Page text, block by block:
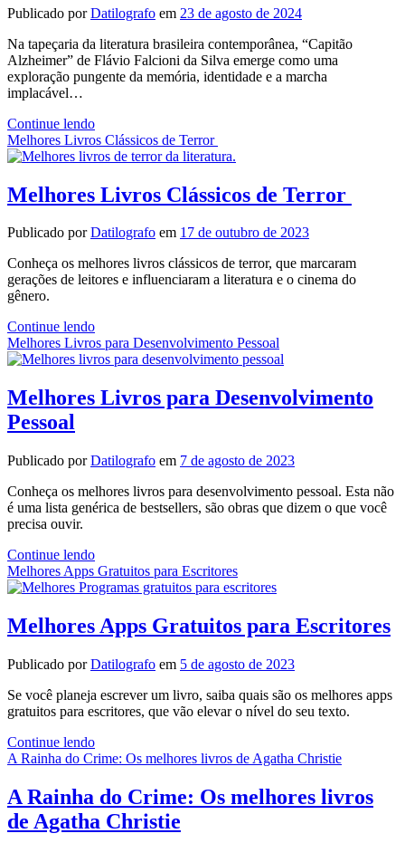
Publicado porDatilografo em 23 de agosto de 2024
Na tapeçaria da literatura brasileira contemporânea, “Capitão
Alzheimer” de Flávio Falcioni da Silva emerge como uma
exploração pungente da memória, identidade e a marcha
implacável…
Continue lendoCapitão
Alzheimer:
Uma
Emocionante
pela
e
Mistério
Melhores Livros Clássicos de Terror
Melhores Livros Clássicos de Terror
Publicado porDatilografo em 17 de outubro de 2023
Conheça os melhores livros clássicos de terror, que marcaram
gerações de leitores e influenciaram a literatura e o cinema do
gênero.
Continue lendoMelhores
Livros
Clássicos
Terror
Melhores Livros para Desenvolvimento Pessoal
Melhores Livros para Desenvolvimento
Pessoal
Publicado porDatilografo em 7 de agosto de 2023
Conheça os melhores livros para desenvolvimento pessoal. Esta não
é uma lista genérica de bestsellers, são obras que dizem o que você
precisa ouvir.
Continue lendoMelhores
Livros
para
Pessoal
Melhores Apps Gratuitos para Escritores
Melhores Apps Gratuitos para Escritores
Publicado porDatilografo em 5 de agosto de 2023
Se você planeja escrever um livro, saiba quais são os melhores apps
gratuitos para escritores, que vão elevar o nível do seu texto.
Continue lendoMelhores
Apps
para
Escritores
A Rainha do Crime: Os melhores livros de Agatha Christie
A Rainha do Crime: Os melhores livros
de Agatha Christie